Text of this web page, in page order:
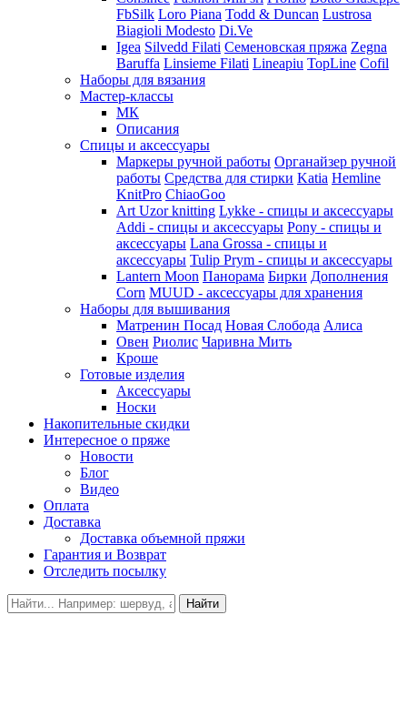
FbSilk Loro Piana Todd & Duncan Lustrosa
Biagioli Modesto Di.Ve
Igea Silvedd Filati Семеновская пряжа Zegna
Baruffa Linsieme Filati Lineapiu TopLine Cofil
Наборы для вязания
Мастер-классы
МК
Описания
Спицы и аксессуары
Маркеры ручной работы Органайзер ручной
работы Средства для стирки Katia Hemline
KnitPro ChiaoGoo
Art Uzor knitting Lykke - спицы и аксессуары
Addi - спицы и аксессуары Pony - спицы и
аксессуары Lana Grossa - спицы и
аксессуары Tulip Prym - спицы и аксессуары
Lantern Moon Панорама Бирки Дополнения
Corn MUUD - аксессуары для хранения
Наборы для вышивания
Матренин Посад Новая Слобода Алиса
Овен Риолис Чаривна Мить
Кроше
Готовые изделия
Аксессуары
Носки
Накопительные скидки
Интересное о пряже
Новости
Блог
Видео
Оплата
Доставка
Доставка объемной пряжи
Гарантия и Возврат
Отследить посылку
Найти